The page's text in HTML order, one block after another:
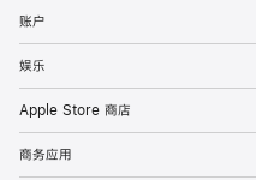
账户
娱乐
Apple Store 商店
商务应用